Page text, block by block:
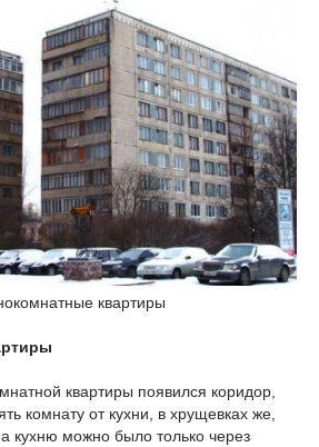
квартиры
квартиры появился коридор,
комнату от кухни, в хрущевках же,
кухню можно было только через